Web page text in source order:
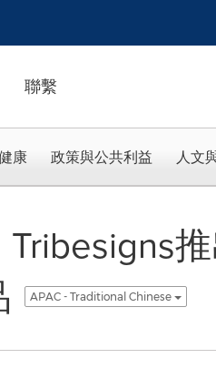
聯繫
康 政策與公共利益 人文
APAC - Traditional Chinese